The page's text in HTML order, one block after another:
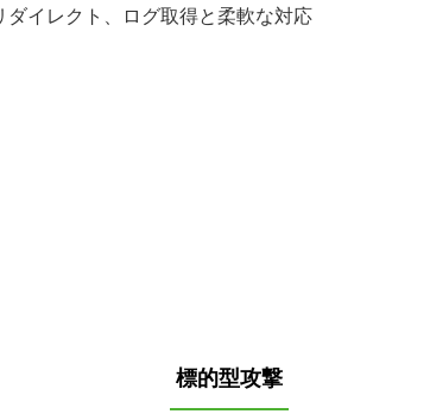
ダイレクト、ログ取得と柔軟な対応
標的型攻撃